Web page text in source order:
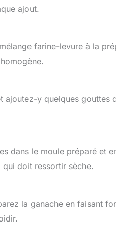
ajout.
farine-levure à la
ajoutez-y quelques
dans le moule préparé et
qui doit ressortir sèche.
la ganache en faisant